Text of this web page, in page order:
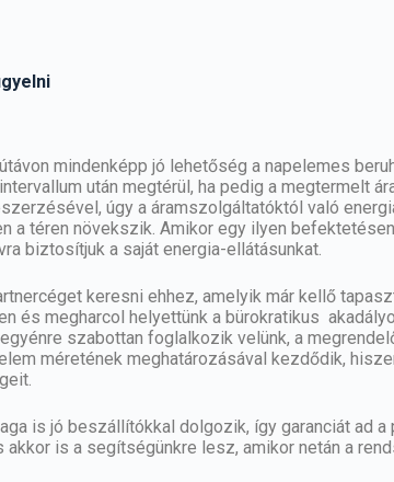
mindenképp jó lehetőség a napelemes
után megtérül, ha pedig a megtermelt
úgy a áramszolgáltatóktól való
a téren növekszik. Amikor egy ilyen
biztosítjuk a saját energia-ellátásunkat.
keresni ehhez, amelyik már kellő
és megharcol helyettünk a bürokratikus
szabottan foglalkozik velünk, a
méretének meghatározásával kezdődik,
is jó beszállítókkal dolgozik, így garanciát ad
akkor is a segítségünkre lesz, amikor netán a